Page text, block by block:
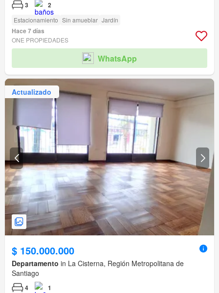
3 2
Estacionamiento Sin amueblar Jardín
Hace 7 días
ONE PROPIEDADES
WhatsApp
Actualizado
$ 150.000.000
Departamento in La Cisterna, Región Metropolitana de
Santiago
4
1